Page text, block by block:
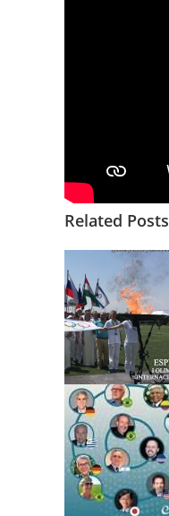
Related Posts